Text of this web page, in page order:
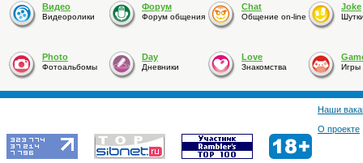
Видео
Видеоролики
Форум
Форум общения
Chat
Общение on-line
Joke
Photo
Фотоальбомы
Day
Дневники
Love
Знакомства Игры
Наши
О проекте